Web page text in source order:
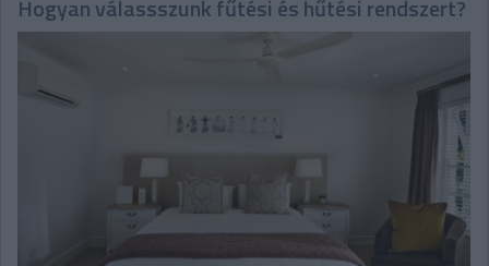
Hogyan válassszunk fűtési és hűtési rendszert?